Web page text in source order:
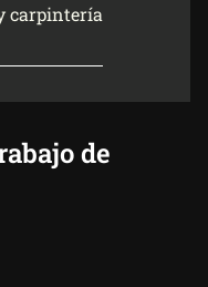
carpintería
de